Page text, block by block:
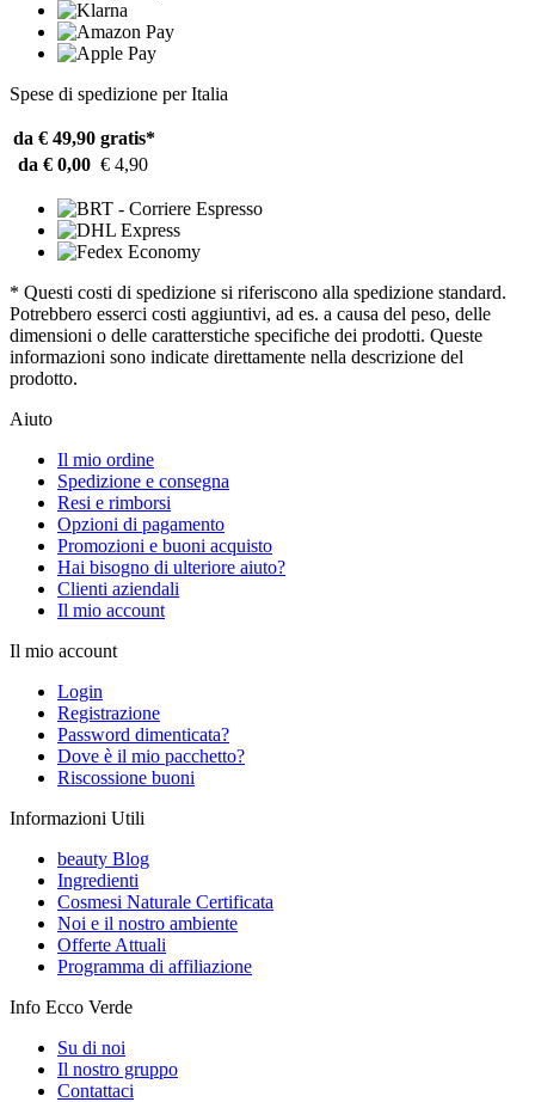
Spese di spedizione per Italia
da € 49,90 gratis*
da € 0,00 € 4,90
* Questi costi di spedizione si riferiscono alla spedizione standard.
Potrebbero esserci costi aggiuntivi, ad es. a causa del peso, delle
dimensioni o delle caratterstiche specifiche dei prodotti. Queste
informazioni sono indicate direttamente nella descrizione del
prodotto.
Aiuto
Il mio ordine
Spedizione e consegna
Resi e rimborsi
Opzioni di pagamento
Promozioni e buoni acquisto
Hai bisogno di ulteriore aiuto?
Clienti aziendali
Il mio account
Il mio account
Login
Registrazione
Password dimenticata?
Dove è il mio pacchetto?
Riscossione buoni
Informazioni Utili
beauty Blog
Ingredienti
Cosmesi Naturale Certificata
Noi e il nostro ambiente
Offerte Attuali
Programma di affiliazione
Info Ecco Verde
Su di noi
Il nostro gruppo
Contattaci